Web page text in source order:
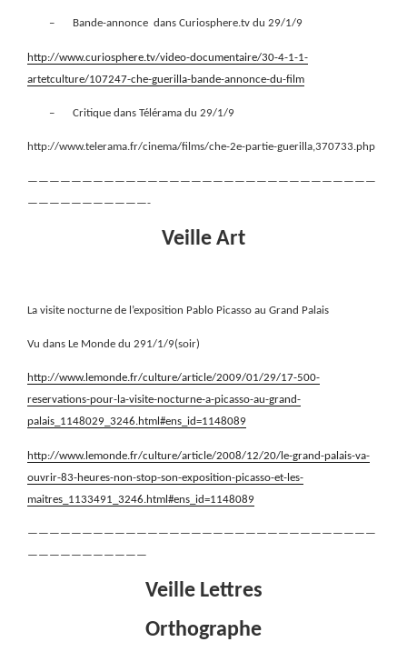
– Bande-annonce dans Curiosphere.tv du 29/1/9
http://www.curiosphere.tv/video-documentaire/30-4-1-1-
artetculture/107247-che-guerilla-bande-annonce-du-film
– Critique dans Télérama du 29/1/9
http://www.telerama.fr/cinema/films/che-2e-partie-guerilla,370733.php
————————————————————————————————
———————————-
Veille Art
La visite nocturne de l’exposition Pablo Picasso au Grand Palais
Vu dans Le Monde du 291/1/9(soir)
http://www.lemonde.fr/culture/article/2009/01/29/17-500-
reservations-pour-la-visite-nocturne-a-picasso-au-grand-
palais_1148029_3246.html#ens_id=1148089
http://www.lemonde.fr/culture/article/2008/12/20/le-grand-palais-va-
ouvrir-83-heures-non-stop-son-exposition-picasso-et-les-
maitres_1133491_3246.html#ens_id=1148089
————————————————————————————————
———————————
Veille Lettres
Orthographe